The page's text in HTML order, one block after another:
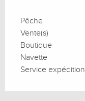
Pêche
Vente(s)
Boutique
Navette
Service expédition